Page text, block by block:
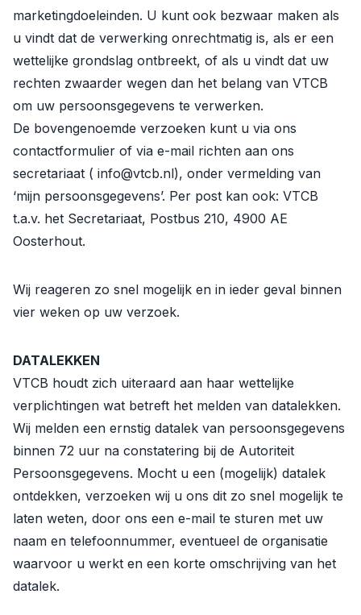
marketingdoeleinden. U kunt ook bezwaar maken als
u vindt dat de verwerking onrechtmatig is, als er een
wettelijke grondslag ontbreekt, of als u vindt dat uw
rechten zwaarder wegen dan het belang van VTCB
om uw persoonsgegevens te verwerken.
De bovengenoemde verzoeken kunt u via ons
contactformulier of via e-mail richten aan ons
secretariaat ( info@vtcb.nl), onder vermelding van
‘mijn persoonsgegevens’. Per post kan ook: VTCB
t.a.v. het Secretariaat, Postbus 210, 4900 AE
Oosterhout.
Wij reageren zo snel mogelijk en in ieder geval binnen
vier weken op uw verzoek.
DATALEKKEN
VTCB houdt zich uiteraard aan haar wettelijke
verplichtingen wat betreft het melden van datalekken.
Wij melden een ernstig datalek van persoonsgegevens
binnen 72 uur na constatering bij de Autoriteit
Persoonsgegevens. Mocht u een (mogelijk) datalek
ontdekken, verzoeken wij u ons dit zo snel mogelijk te
laten weten, door ons een e-mail te sturen met uw
naam en telefoonnummer, eventueel de organisatie
waarvoor u werkt en een korte omschrijving van het
datalek.